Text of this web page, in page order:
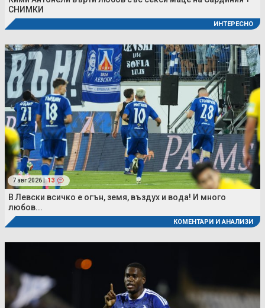
СНИМКИ
ИНТЕРЕСНО
7 авг 2026 | 13
В Левски всичко е огън, земя, въздух и вода! И много
любов...
КОМЕНТАРИ И АНАЛИЗИ